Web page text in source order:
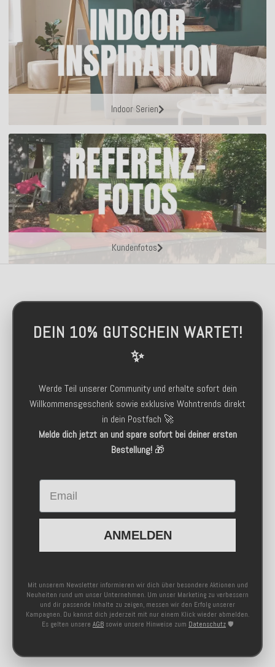
Indoor Serien
Kundenfotos
DEIN 10% GUTSCHEIN WARTET!
✨
Werde Teil unserer Community und erhalte sofort dein
Willkommensgeschenk sowie exklusive Wohntrends direkt
in dein Postfach 🚀
Melde dich jetzt an und spare sofort bei deiner ersten
Bestellung!🎁
Email
ANMELDEN
Mit unserem Newsletter informieren wir dich über besondere Aktionen und
Neuheiten rund um unser Unternehmen. Um unser Marketing zu verbessern
und dir passende Inhalte zu zeigen, messen wir den Erfolg unserer
Kampagnen. Du kannst dich jederzeit mit nur einem Klick wieder abmelden.
Es gelten unsere AGB sowie unsere Hinweise zum Datenschutz 🛡️